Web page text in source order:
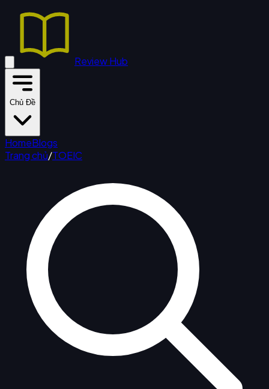
Review Hub
Chủ Đề
HomeBlogs
Trang chủ/TOEIC